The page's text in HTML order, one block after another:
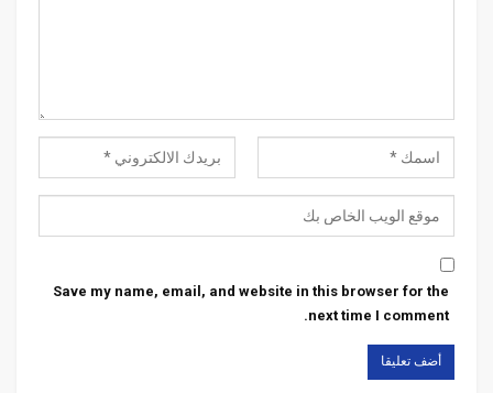
Save my name, email, and website in this browser for the
next time I comment.